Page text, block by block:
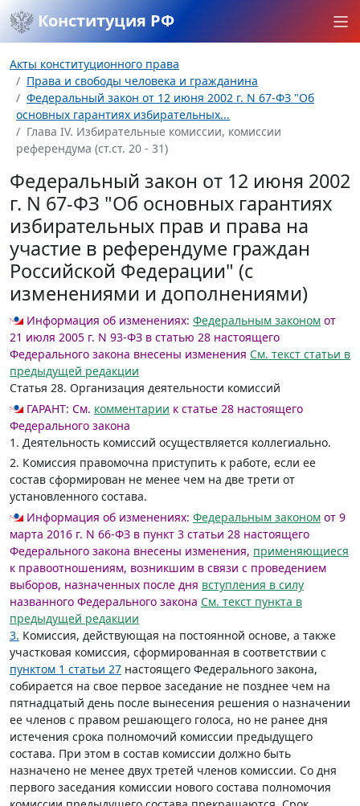
Конституция РФ
Акты конституционного права
Права и свободы человека и гражданина
Федеральный закон от 12 июня 2002 г. N 67-ФЗ "Об
основных гарантиях избирательных...
Глава IV. Избирательные комиссии, комиссии
референдума (ст.ст. 20 - 31)
Федеральный закон от 12 июня 2002
г. N 67-ФЗ "Об основных гарантиях
избирательных прав и права на
участие в референдуме граждан
Российской Федерации" (с
изменениями и дополнениями)
Информация об изменениях: Федеральным законом от
21 июля 2005 г. N 93-ФЗ в статью 28 настоящего
Федерального закона внесены изменения См. текст статьи в
предыдущей редакции
Статья 28. Организация деятельности комиссий
ГАРАНТ: См. комментарии к статье 28 настоящего
Федерального закона
1. Деятельность комиссий осуществляется коллегиально.
2. Комиссия правомочна приступить к работе, если ее
состав сформирован не менее чем на две трети от
установленного состава.
Информация об изменениях: Федеральным законом от 9
марта 2016 г. N 66-ФЗ в пункт 3 статьи 28 настоящего
Федерального закона внесены изменения, применяющиеся
к правоотношениям, возникшим в связи с проведением
выборов, назначенных после дня вступления в силу
названного Федерального закона См. текст пункта в
предыдущей редакции
3. Комиссия, действующая на постоянной основе, а также
участковая комиссия, сформированная в соответствии с
пунктом 1 статьи 27 настоящего Федерального закона,
собирается на свое первое заседание не позднее чем на
пятнадцатый день после вынесения решения о назначении
ее членов с правом решающего голоса, но не ранее дня
истечения срока полномочий комиссии предыдущего
состава. При этом в состав комиссии должно быть
назначено не менее двух третей членов комиссии. Со дня
первого заседания комиссии нового состава полномочия